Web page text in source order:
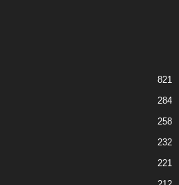
821
284
258
232
221